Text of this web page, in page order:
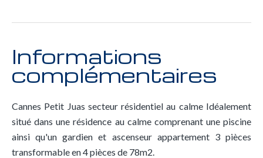
Informations
complémentaires
Cannes Petit Juas secteur résidentiel au calme Idéalement
situé dans une résidence au calme comprenant une piscine
ainsi qu'un gardien et ascenseur appartement 3 pièces
transformable en 4 pièces de 78m2.